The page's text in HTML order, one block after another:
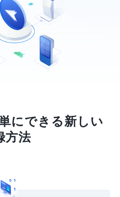
にできる新しい
方法